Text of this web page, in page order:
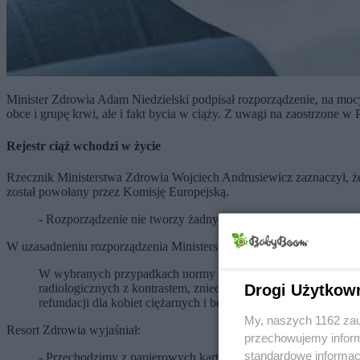
Minister Zdrowia Adam Niedzielski podpisał rozporządzenie, na
obce i grupę krwi, ale i fakt bycia w ciąży. Z uwagi na zaostrzone
Rejestr ciąż wchodzi w życie
Rzecznik Ministerstwa Zdrowia Wojciech Andrusiewicz zaznaczył,
został powołany przez Komisję Europejską.
- Rozporządzenie nie tworzy żadnych rejestrów, a jedynie
W uzasadnieniu rozporządzenia Ministerstwo Zdrowia
W wybranych przypadkach normy dla kobiet ciężarnych są
radiologicznych z kontrastem, znieczuleń itp. Poza tym
refundacji dla kobiet ciężarnych i będących w połogu.
Resort Zdrowia wyjaśniał:
- Przechodzimy z papierowych kart pacjenta na
Drogi
My, naszych 1162
przechowujemy
standardowe